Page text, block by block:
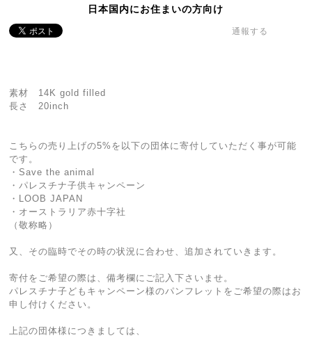
日本国内にお住まいの方向け
通報する
素材 14K gold filled
長さ 20inch
こちらの売り上げの5%を以下の団体に寄付していただく事が可能
です。
・Save the animal
・パレスチナ子供キャンペーン
・LOOB JAPAN
・オーストラリア赤十字社
（敬称略）
又、その臨時でその時の状況に合わせ、追加されていきます。
寄付をご希望の際は、備考欄にご記入下さいませ。
パレスチナ子どもキャンペーン様のパンフレットをご希望の際はお
申し付けください。
上記の団体様につきましては、